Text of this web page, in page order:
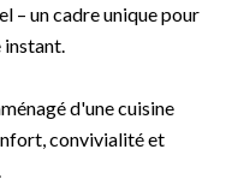
– un cadre unique pour
d'une cuisine
convivialité et